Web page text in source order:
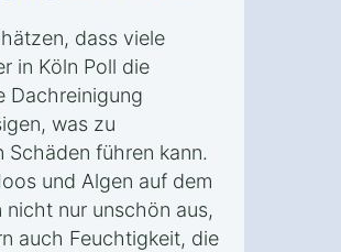
dass viele
in Köln Poll die
Dachreinigung
was zu
Schäden führen kann.
und Algen auf dem
nicht nur unschön aus,
auch Feuchtigkeit, die